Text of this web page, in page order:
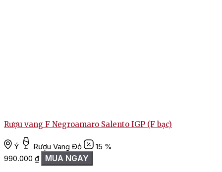
Rượu vang F Negroamaro Salento IGP (F bạc)
Ý Rượu Vang Đỏ
15 %
990.000 ₫ MUA NGAY